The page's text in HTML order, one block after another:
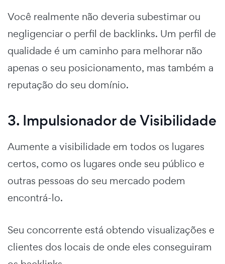
Você realmente não deveria subestimar ou
negligenciar o perfil de backlinks. Um perfil de
qualidade é um caminho para melhorar não
apenas o seu posicionamento, mas também a
reputação do seu domínio.
3. Impulsionador de Visibilidade
Aumente a visibilidade em todos os lugares
certos, como os lugares onde seu público e
outras pessoas do seu mercado podem
encontrá-lo.
Seu concorrente está obtendo visualizações e
clientes dos locais de onde eles conseguiram